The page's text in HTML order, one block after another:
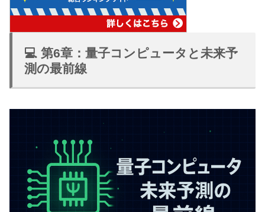
💻 第6章：量子コンピュータと未来予
測の最前線